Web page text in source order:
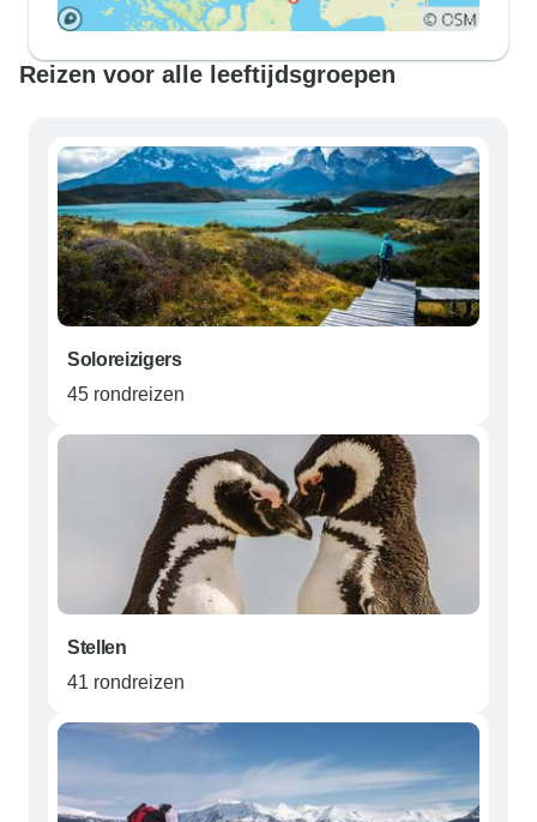
Reizen voor alle leeftijdsgroepen
Soloreizigers
45 rondreizen
Stellen
41 rondreizen